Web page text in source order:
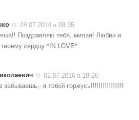
28.07.2014 в 09:35
Поздравляю тебя, милая! Любви и
сердцу *IN LOVE*
02.07.2016 в 18:26
забываешь,- я тобой горжусь!!!!!!!!!!!!!!!!!